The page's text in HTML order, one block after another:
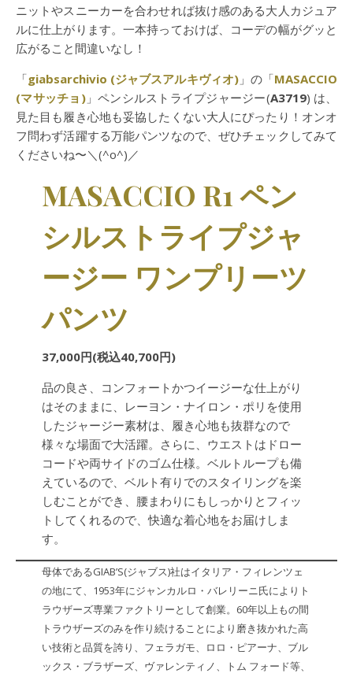
ニットやスニーカーを合わせれば抜け感のある大人カジュア
ルに仕上がります。一本持っておけば、コーデの幅がグッと
広がること間違いなし！
「giabsarchivio (ジャブスアルキヴィオ)」の「MASACCIO
(マサッチョ)」ペンシルストライプジャージー(A3719) は、
見た目も履き心地も妥協したくない大人にぴったり！オンオ
フ問わず活躍する万能パンツなので、ぜひチェックしてみて
くださいね〜＼(^o^)／
MASACCIO R1 ペン
シルストライプジャ
ージー ワンプリーツ
パンツ
37,000円(税込40,700円)
品の良さ、コンフォートかつイージーな仕上がり
はそのままに、レーヨン・ナイロン・ポリを使用
したジャージー素材は、履き心地も抜群なので
様々な場面で大活躍。さらに、ウエストはドロー
コードや両サイドのゴム仕様。ベルトループも備
えているので、ベルト有りでのスタイリングを楽
しむことができ、腰まわりにもしっかりとフィッ
トしてくれるので、快適な着心地をお届けしま
す。
母体であるGIAB’S(ジャブス)社はイタリア・フィレンツェ
の地にて、1953年にジャンカルロ・バレリーニ氏によりト
ラウザーズ専業ファクトリーとして創業。60年以上もの間
トラウザーズのみを作り続けることにより磨き抜かれた高
い技術と品質を誇り、フェラガモ、ロロ・ピアーナ、ブル
ックス・ブラザーズ、ヴァレンティノ、トム フォード等、